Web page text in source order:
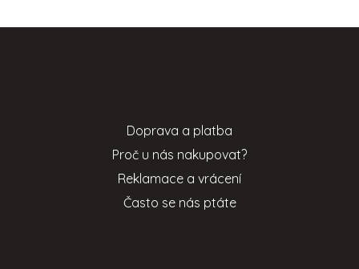
Doprava a platba
Proč u nás nakupovat?
Reklamace a vrácení
Často se nás ptáte